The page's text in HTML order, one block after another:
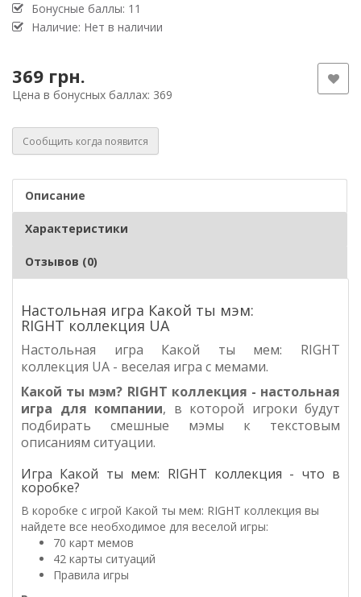
Бонусные баллы: 11
Наличие: Нет в наличии
369 грн.
Цена в бонусных баллах: 369
Сообщить когда появится
Описание
Характеристики
Отзывов (0)
Настольная игра Какой ты мэм:
RIGHT коллекция UA
Настольная игра Какой ты мем: RIGHT
коллекция UA - веселая игра с мемами.
Какой ты мэм? RIGHT коллекция - настольная
игра для компании, в которой игроки будут
подбирать смешные мэмы к текстовым
описаниям ситуации.
Игра Какой ты мем: RIGHT коллекция - что в
коробке?
В коробке с игрой Какой ты мем: RIGHT коллекция вы
найдете все необходимое для веселой игры:
70 карт мемов
42 карты ситуаций
Правила игры